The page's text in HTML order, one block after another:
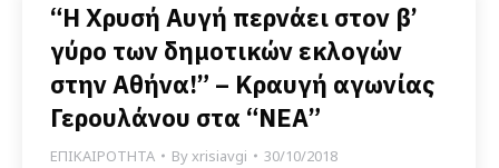
“Η Χρυσή Αυγή περνάει στον β’
γύρο των δημοτικών εκλογών
στην Αθήνα!” – Κραυγή αγωνίας
Γερουλάνου στα “ΝΕΑ”
ΕΠΙΚΑΙΡΟΤΗΤΑ Byxrisiavgi 30/10/2018